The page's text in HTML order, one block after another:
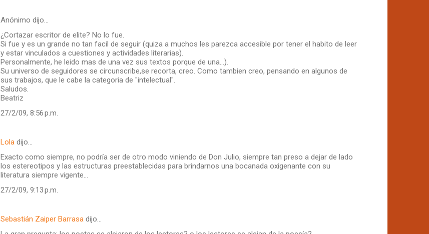
Anónimo dijo…
¿Cortazar escritor de elite? No lo fue.
Si fue y es un grande no tan facil de seguir (quiza a muchos les parezca accesible por tener el habito de leer
y estar vinculados a cuestiones y actividades literarias).
Personalmente, he leido mas de una vez sus textos porque de una...).
Su universo de seguidores se circunscribe,se recorta, creo. Como tambien creo, pensando en algunos de
sus trabajos, que le cabe la categoria de "intelectual".
Saludos.
Beatriz
27/2/09, 8:56 p.m.
Loladijo…
Exacto como siempre, no podría ser de otro modo viniendo de Don Julio, siempre tan preso a dejar de lado
los estereotipos y las estructuras preestablecidas para brindarnos una bocanada oxigenante con su
literatura siempre vigente...
27/2/09, 9:13 p.m.
Sebastián Zaiper Barrasadijo…